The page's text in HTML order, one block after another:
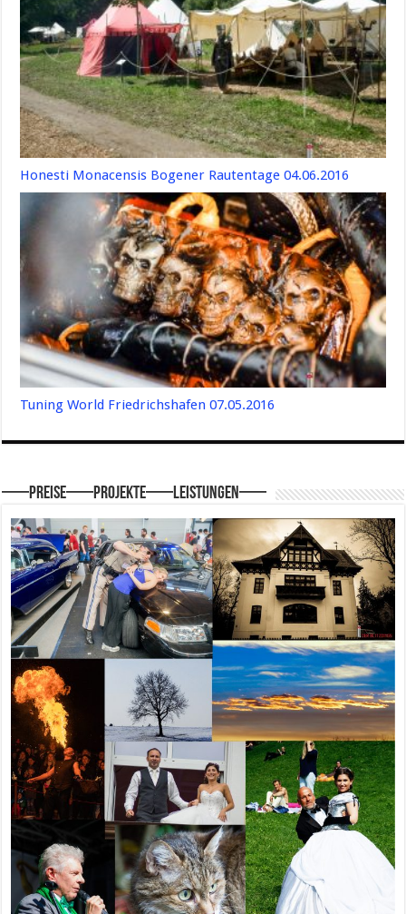
Honesti Monacensis Bogener Rautentage 04.06.2016
Tuning World Friedrichshafen 07.05.2016
—–Preise—–Projekte—–Leistungen—–